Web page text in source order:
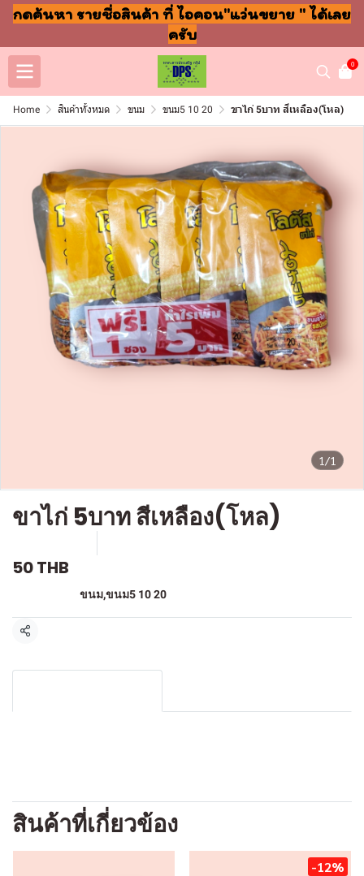
กดค้นหา รายชื่อสินค้า ที่ ไอคอน"แว่นขยาย " ได้เลย
ครับ
0
Home สินค้าทั้งหมด ขนม ขนม5 10 20 ขาไก่ 5บาท สีเหลือง(โหล)
1/1
ขาไก่ 5บาท สีเหลือง(โหล)
50 THB
ขนม,ขนม5 10 20
แชร์
สินค้าที่เกี่ยวข้อง
-12%